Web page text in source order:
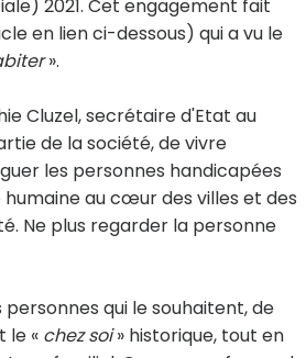
2021. Cet engagement fait
en lien ci-dessous) qui a vu le
».
Cluzel, secrétaire d'Etat au
de la société, de vivre
les personnes handicapées
au cœur des villes et des
Ne plus regarder la personne
qui le souhaitent, de
le « chez soi» historique, tout en